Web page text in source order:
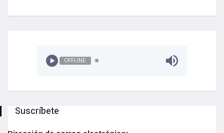
OFFLINE
Suscríbete